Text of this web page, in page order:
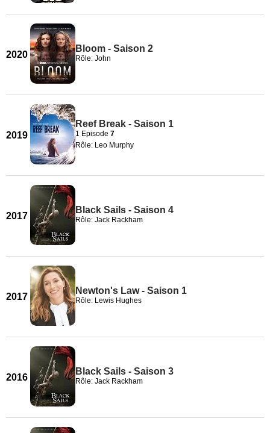
2020
Bloom - Saison 2
Rôle: John
2019
Reef Break - Saison 1
1 Episode 7
Rôle: Leo Murphy
2017
Black Sails - Saison 4
Rôle: Jack Rackham
2017
Newton's Law - Saison 1
Rôle: Lewis Hughes
2016
Black Sails - Saison 3
Rôle: Jack Rackham